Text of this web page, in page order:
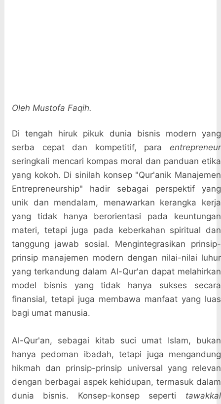
Oleh Mustofa Faqih.
Di tengah hiruk pikuk dunia bisnis modern yang
serba cepat dan kompetitif, para entrepreneur
seringkali mencari kompas moral dan panduan etika
yang kokoh. Di sinilah konsep "Qur'anik Manajemen
Entrepreneurship" hadir sebagai perspektif yang
unik dan mendalam, menawarkan kerangka kerja
yang tidak hanya berorientasi pada keuntungan
materi, tetapi juga pada keberkahan spiritual dan
tanggung jawab sosial. Mengintegrasikan prinsip-
prinsip manajemen modern dengan nilai-nilai luhur
yang terkandung dalam Al-Qur'an dapat melahirkan
model bisnis yang tidak hanya sukses secara
finansial, tetapi juga membawa manfaat yang luas
bagi umat manusia.
Al-Qur'an, sebagai kitab suci umat Islam, bukan
hanya pedoman ibadah, tetapi juga mengandung
hikmah dan prinsip-prinsip universal yang relevan
dengan berbagai aspek kehidupan, termasuk dalam
dunia bisnis. Konsep-konsep seperti tawakkal